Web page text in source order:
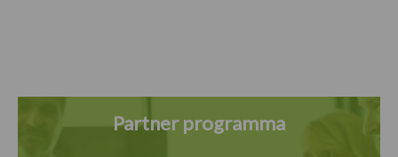
Partner programma